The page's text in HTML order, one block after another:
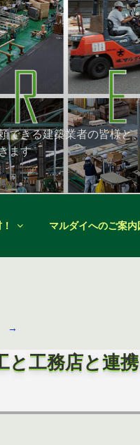
できる建築業者の皆様
ます
マルダイへのご案内
→
と工務店と連